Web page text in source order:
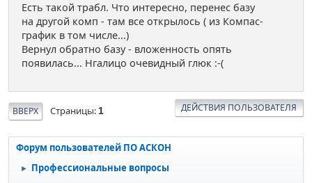
Есть такой трабл. Что интересно, перенес базу
на другой комп - там все открылось ( из Компас-
график в том числе...)
Вернул обратно базу - вложенность опять
появилась... Нгалицо очевидный глюк :-(
ВВЕРХ Страницы 1 ДЕЙСТВИЯ ПОЛЬЗОВАТЕЛЯ
Форум пользователей ПО АСКОН
►
Профессиональные вопросы